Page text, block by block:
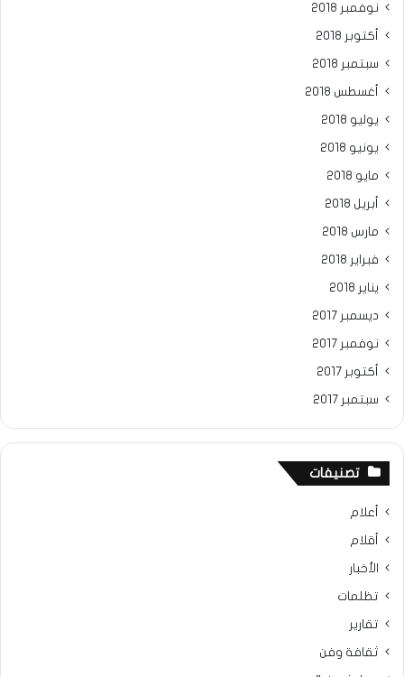
نوفمبر 2018
أكتوبر 2018
سبتمبر 2018
أغسطس 2018
يوليو 2018
يونيو 2018
مايو 2018
أبريل 2018
مارس 2018
فبراير 2018
يناير 2018
ديسمبر 2017
نوفمبر 2017
أكتوبر 2017
سبتمبر 2017
تصنيفات
أعلام
أقلام
الأخبار
تظلمات
تقارير
ثقافة وفن